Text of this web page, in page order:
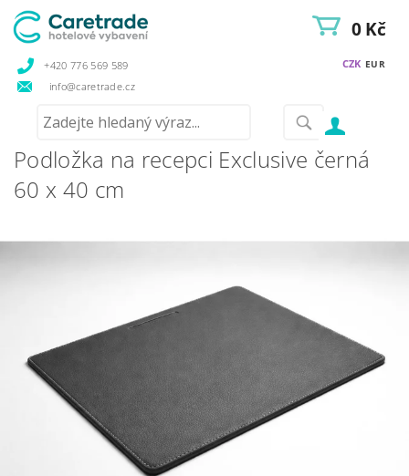
+420 776 569 589
info@caretrade.cz
CZK EUR
0 Kč
Podložka na recepci Exclusive černá
60 x 40 cm